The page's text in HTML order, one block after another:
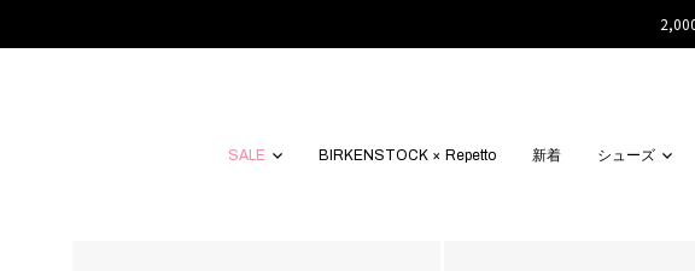
SALE BIRKENSTOCK × Repetto 新着 シューズ